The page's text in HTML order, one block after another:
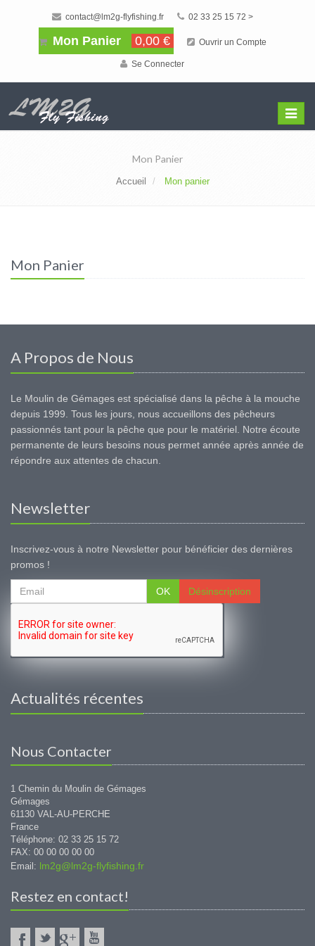
contact@lm2g-flyfishing.fr 02 33 25 15 72 >
Mon Panier 0,00 € Ouvrir un Compte
Se Connecter
Menu
Mon Panier
Accueil Mon panier
Mon Panier
A Propos de Nous
Le Moulin de Gémages est spécialisé dans la pêche à la mouche
depuis 1999. Tous les jours, nous accueillons des pêcheurs
passionnés tant pour la pêche que pour le matériel. Notre écoute
permanente de leurs besoins nous permet année après année de
répondre aux attentes de chacun.
Newsletter
Inscrivez-vous à notre Newsletter pour bénéficier des dernières
promos !
OK Désinscription
Actualités récentes
Nous Contacter
1 Chemin du Moulin de Gémages
Gémages
61130 VAL-AU-PERCHE
France
Téléphone: 02 33 25 15 72
FAX: 00 00 00 00 00
Email: lm2g@lm2g-flyfishing.fr
Restez en contact!